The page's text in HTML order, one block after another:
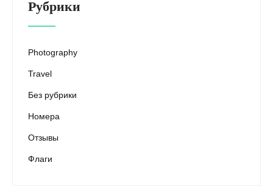
Рубрики
Photography
Travel
Без рубрики
Номера
Отзывы
Флаги